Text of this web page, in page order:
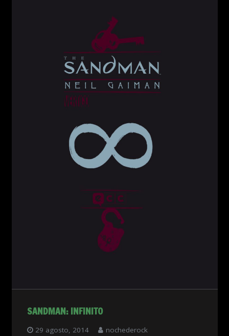
SANDMAN: INFINITO
29 agosto, 2014 nochederock